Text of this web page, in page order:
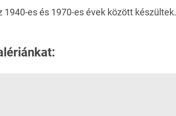
1940-es és 1970-es évek között készültek.